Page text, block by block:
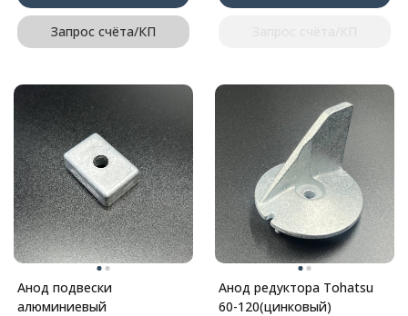
Запрос счёта/КП
Анод подвески
алюминиевый
Анод редуктора Tohatsu
60-120(цинковый)